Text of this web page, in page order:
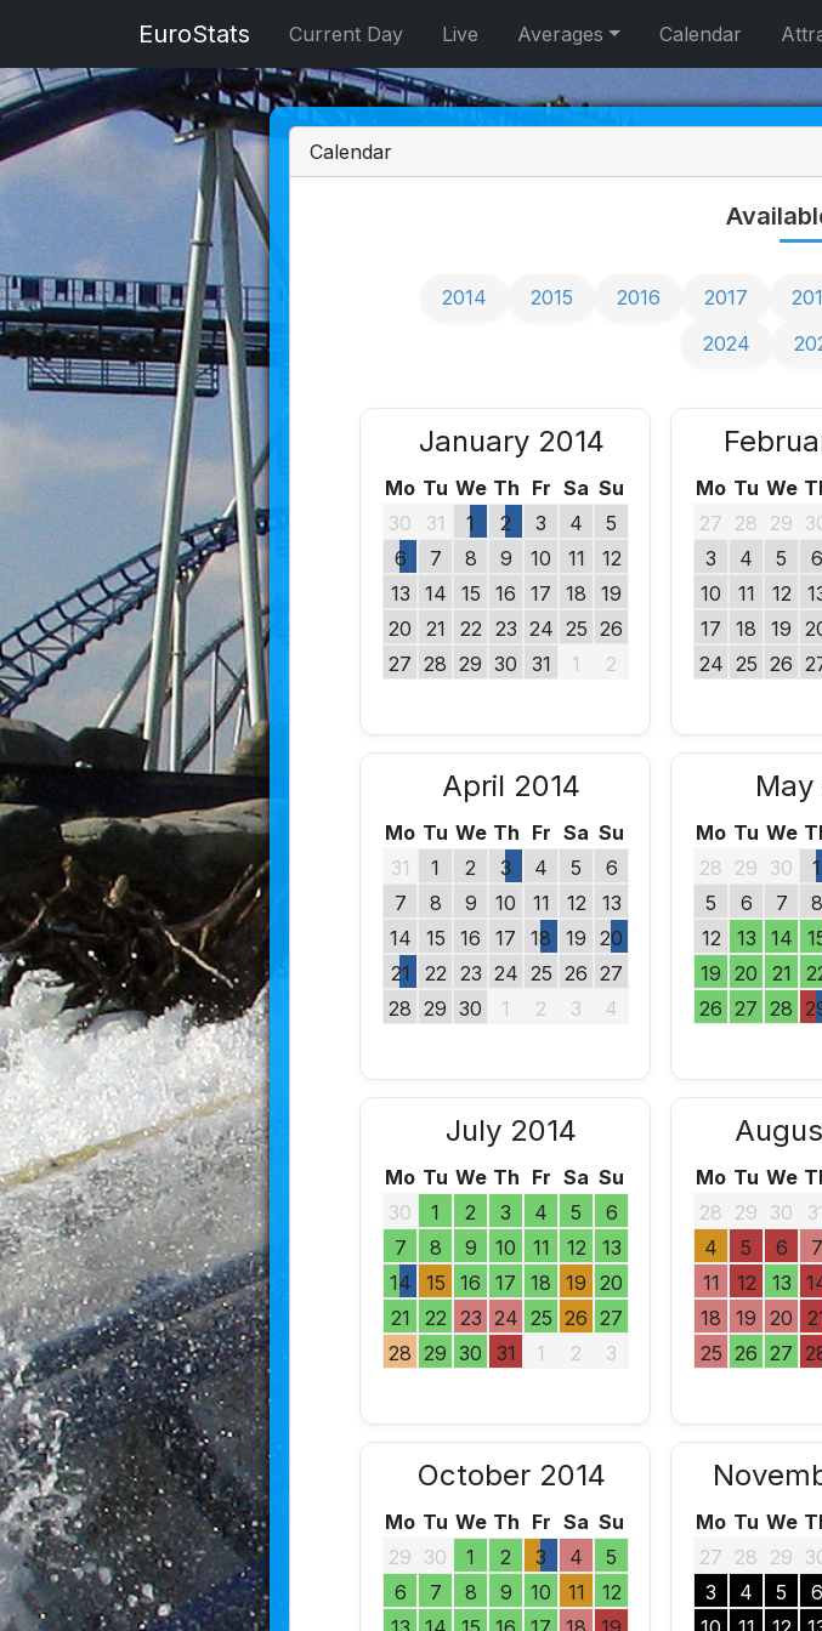
EuroStats Current Day Live Averages Calendar
Calendar
2014 2015 2016 2017
2024
January 2014
Mo Tu We Th Fr Sa Su
30
31 1 2 3 4
5
6
7 8 9 10 11
12
13
14 15 16 17 18
19
20
21 22 23 24 25 26
27 28 29 30 31 1 2
Mo Tu We
27 28 29
3
4 5 6
10
11 12
17
18 19
24 25 26
April 2014
Mo Tu We Th Fr Sa Su
31
1 2 3 4 5
6
7
8 9 10 11 12
13
14
15 16 17 18 19 20
21
22 23 24 25 26 27
28 29 30 1 2 3 4
May
Mo Tu We
28 29 30 1
5
6 7 8
12
13 14
19 20 21
26 27 28
July 2014
Mo Tu We Th Fr Sa Su
30
1 2 3 4 5
6
7
8 9 10 11 12
13
14
15 16 17 18 19 20
21
22 23 24 25 26 27
28 29 30 31 1 2 3
Mo Tu We
28 29 30
4
5 6 7
11
12 13
18
19 20
25 26 27
October 2014
Mo Tu We Th Fr Sa Su
29 30 1 2 3 4
5
6
7 8 9 10 11
12
Mo Tu We
27 28 29
3
4 5 6